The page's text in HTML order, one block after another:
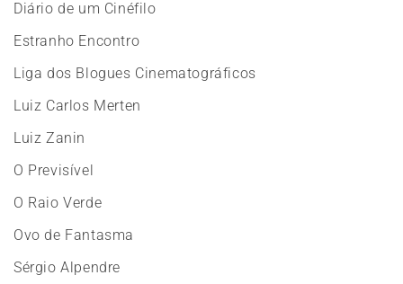
Diário de um Cinéfilo
Estranho Encontro
Liga dos Blogues Cinematográficos
Luiz Carlos Merten
Luiz Zanin
O Previsível
O Raio Verde
Ovo de Fantasma
Sérgio Alpendre